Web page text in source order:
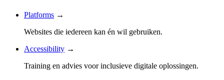
Platforms →
Websites die iedereen kan én wil gebruiken.
Accessibility →
Training en advies voor inclusieve digitale oplossingen.